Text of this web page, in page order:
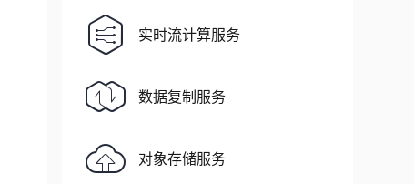
实时流计算服务
数据复制服务
对象存储服务